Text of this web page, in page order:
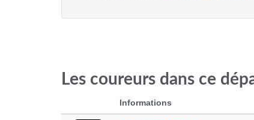
Les coureurs dans ce
Informations